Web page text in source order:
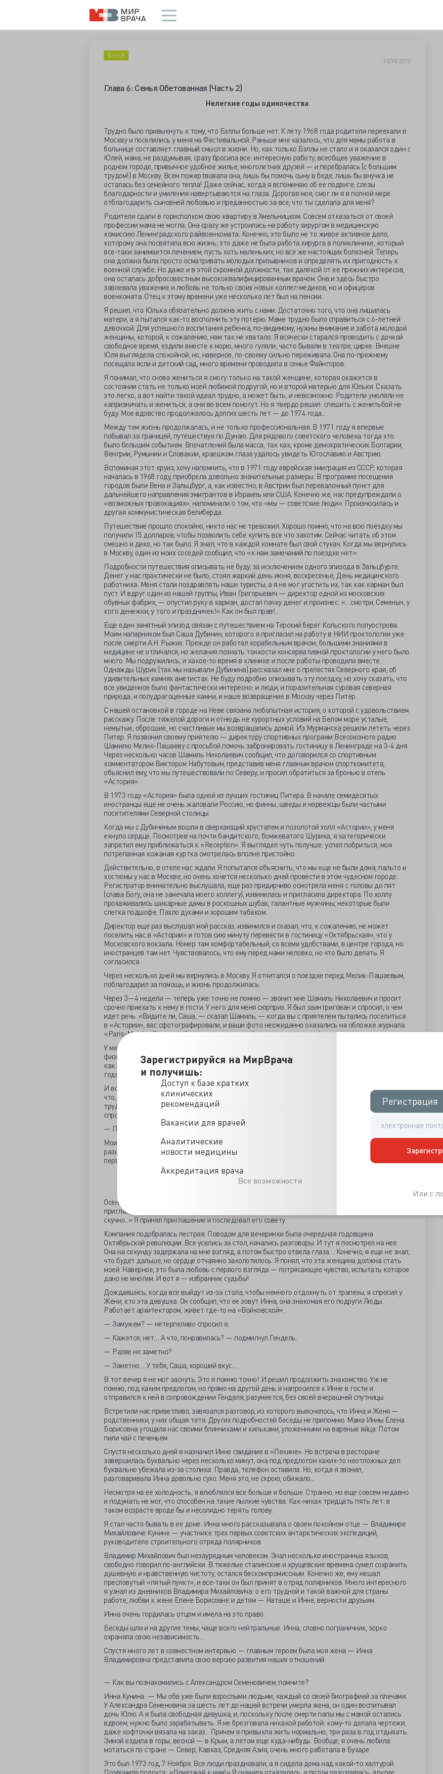
Зарегистрируйся на МирВрача
и получишь:
Доступ к базе кратких
клинических
рекомендаций
Вакансии для врачей
Аналитические
новости медицины
Аккредитация врача
Все возможности
Регистрация
Регистрация
Или с
Блоги
10/30/2013
Глава 6: Семья Обетованная (Часть 2)
Нелегкие годы одиночества
Трудно было привыкнуть к тому, что Бэллы больше нет. К лету 1968 года родители переехали в
Москву и поселились у меня на Фестивальной. Раньше мне казалось, что для мамы работа в
больнице составляет главный смысл в жизни. Но, как только Бэллы не стало и я оказался один с
Юлей, мама, не раздумывая, сразу бросила все: интересную работу, всеобщее уважение в
родном городе, привычное удобное жилье, многолетних друзей — и перебралась (с большим
трудом!) в Москву. Всем пожертвовала она, лишь бы помочь сыну в беде, лишь бы внучка не
осталась без семейного тепла! Даже сейчас, когда я вспоминаю об ее подвиге, слезы
благодарности и умиления навертываются на глаза. Дорогая моя, смог ли я в полной мере
отблагодарить сыновней любовью и преданностью за все, что ты сделала для меня?
Родители сдали в горисполком свою квартиру в Хмельницком. Совсем отказаться от своей
профессии мама не могла. Она сразу же устроилась на работу хирургом в медицинскую
комиссию Ленинградского райвоенкомата. Конечно, это было не то живое активное дело,
которому она посвятила всю жизнь; это даже не была работа хирурга в поликлинике, который
все-таки занимается лечением, пусть хоть маленьких, но все же настоящих болезней. Теперь
она должна была просто осматривать молодых призывников и определять их пригодность к
военной службе. Но даже и в этой скромной должности, так далекой от ее прежних интересов,
она осталась добросовестным высококвалифицированным врачом. Она и здесь быстро
завоевала уважение и любовь не только своих новых коллег-медиков, но и офицеров
военкомата. Отец к этому времени уже несколько лет был на пенсии.
Я решил, что Юлька обязательно должна жить с нами. Достаточно того, что она лишилась
матери, а я пытался как-то восполнить эту потерю. Маме трудно было справиться с 6-летней
девочкой. Для успешного воспитания ребенка, по-видимому, нужны внимание и забота молодой
женщины, которой, к сожалению, нам так не хватало. Я всячески старался проводить с дочкой
свободное время, ездили вместе к морю, много гуляли, часто бывали в театре, цирке. Внешне
Юля выглядела спокойной, но, наверное, по-своему сильно переживала. Она по-прежнему
посещала ясли и детский сад, много времени проводила в семье Файнгоров.
Я понимал, что снова жениться я смогу только на такой женщине, которая окажется в
состоянии стать не только моей любимой подругой, но и второй матерью для Юльки. Сказать
это легко, а вот найти такой идеал трудно, а может быть, и невозможно. Родители умоляли не
капризничать и жениться, а они во всем помогут. Но я твердо решил: спешить с женитьбой не
буду. Мое вдовство продолжалось долгих шесть лет — до 1974 года...
Между тем жизнь продолжалась, и не только профессиональная. В 1971 году я впервые
побывал за границей, путешествуя по Дунаю. Для рядового советского человека тогда это
было большим событием. Впечатлений была масса, так как, кроме демократических Болгарии,
Венгрии, Румынии и Словакии, краешком глаза удалось увидеть Югославию и Австрию.
Вспоминая этот круиз, хочу напомнить, что в 1971 году еврейская эмиграция из СССР, которая
началась в 1968 году, приобрела довольно значительные размеры. В программе посещения
городов были Вена и Зальцбург, а, как известно, в Австрии был перевалочный пункт для
дальнейшего направления эмигрантов в Израиль или США. Конечно же, нас предупреждали о
«возможных провокациях», напоминали о том, что «мы — советские люди». Произносилась и
другая коммунистическая белиберда.
Путешествие прошло спокойно, никто нас не тревожил. Хорошо помню, что на всю поездку мы
получили 15 долларов, чтобы позволить себе купить все что захотим. Сейчас читать об этом
смешно и дико, но так было. Я знал, что в каждой комнате был свой стукач. Когда мы вернулись
в Москву, один из моих соседей сообщил, что «к нам замечаний по поездке нет».
Подробности путешествия описывать не буду, за исключением одного эпизода в Зальцбурге.
Денег у нас практически не было, стоял жаркий день июня, воскресенье, День медицинского
работника. Меня стали поздравлять наши туристы, а я не мог угостить их, так как карман был
пуст. И вдруг один из нашей группы, Иван Григорьевич — директор одной из московских
обувных фабрик, — опустил руку в карман, достал пачку денег и произнес: «…смотри, Семеныч, у
кого денежки, у того и праздничек!» Как он был прав!..
Еще один занятный эпизод связан с путешествием на Терский берег Кольского полуострова.
Моим напарником был Саша Дубинин, которого я пригласил на работу в НИИ проктологии уже
после смерти А.Н. Рыжих. Прежде он работал корабельным врачом, большими знаниями в
медицине не отличался, но желания познать тонкости консервативной проктологии у него было
много. Мы подружились, и какое-то время в клинике и после работы проводили вместе.
Однажды Шурик (так мы называли Дубинина) рассказал мне о прелестях Северного края, об
удивительных камнях аметистах. Не буду подробно описывать эту поездку, но хочу сказать, что
все увиденное было фантастически интересно: и люди, и поразительная суровая северная
природа, и полудрагоценные камни, и наше возвращение в Москву через Питер.
С нашей остановкой в городе на Неве связана любопытная история, о которой с удовольствием
расскажу. После тяжелой дороги и отнюдь не курортных условий на Белом море усталые,
немытые, обросшие, но счастливые мы возвращались домой. Из Мурманска решили лететь через
Питер. Я позвонил своему приятелю — директору спортивных программ Всесоюзного радио
Шамилю Мелик-Пашаеву с просьбой помочь забронировать гостиницу в Ленинграде на 3-4 дня.
Через несколько часов Шамиль Николаевич сообщил, что договорился со спортивным
комментатором Виктором Набутовым, представив меня главным врачом спорткомитета,
объяснил ему, что мы путешествовали по Северу, и просил обратиться за бронью в отель
«Астория».
В 1973 году «Астория» была одной из лучших гостиниц Питера. В начале семидесятых
иностранцы еще не очень жаловали Россию, но финны, шведы и норвежцы были частыми
посетителями Северной столицы.
Когда мы с Дубининым вошли в сверкающий хрусталем и позолотой холл «Астории», у меня
екнуло сердце. Посмотрев на почти бандитского, бомжеватого Шурика, я категорически
запретил ему приближаться к «Reception». Я выглядел чуть получше: успел побриться, моя
потрепанная кожаная куртка смотрелась вполне пристойно.
Действительно, в отеле нас ждали. Я попытался объяснить, что мы еще не были дома, пальто и
костюмы у нас в Москве, но очень хочется несколько дней провести в этом чудесном городе.
Регистратор внимательно выслушала, еще раз придирчиво осмотрела меня с головы до пят
(слава Богу, она не замечала моего коллегу), извинилась и пригласила директора. По холлу
прохаживались шикарные дамы в роскошных шубах, галантные мужчины, некоторые были
слегка подшофе. Пахло духами и хорошим табаком.
Директор еще раз выслушал мой рассказ, извинился и сказал, что, к сожалению, не может
поселить нас в «Астории» и готов сию минуту перевести в гостиницу «Октябрьская», что у
Московского вокзала. Номер там комфортабельный, со всеми удобствами, в центре города, но
иностранцев там нет. Чувствовалось, что ему перед нами неловко, но что было делать. Я
согласился.
Через несколько дней мы вернулись в Москву. Я отчитался о поездке перед Мелик-Пашаевым,
поблагодарил за помощь, и жизнь продолжилась.
Через 3—4 недели — теперь уже точно не помню — звонит мне Шамиль Николаевич и просит
срочно приехать к нему в гости. У него для меня сюрприз. Я был заинтригован и спросил, о чем
идет речь. «Видите ли, Саша, — сказал Шамиль, — когда вы с приятелем пытались поселиться
в «Астории», вас сфотографировали, и ваши фото неожиданно оказались на обложке журнала
«Paris-Match». Вид у вас был соответствующий, так что держитесь!»
У меня похолодели руки и ноги. Я понимал, что значит, когда две немытые и небритые
физиономии попадают на цветную обложку суперизвестного издания. Что скажут на работе,
как отреагируют сослуживцы, что будет с нами? Напоминаю, это была Россия семидесятых
годов. Власть компартии и КГБ была абсолютной.
И все-таки я решил поехать к Шамилю и его жене Наташе забрать журнал. Меня успокаивало,
что, со слов моего друга, там не было наших фамилий, хотя узнать их не составило бы никакого
труда. Когда я приехал к Мелик-Пашаеву и лихорадочно стал искать журнал, Шамиль громко
спросил Наташу, где же лежит «Paris-Match».
— Посмотри на кухне, — ответила Наташа и ехидно хихикнула.
Мои мучения продолжались еще несколько минут. Вскоре выяснилось, что меня просто
разыграли, так как друзья хотели повидаться и вкусно поесть. Я пытался разозлиться, но после
первой же рюмки отошел, и мы еще долго смеялись. Вот такая была история.
Революция в календаре и …в душе
Осенью 1973-го мой приятель Женя Гендель — высокий, красивый компанейский парень —
пригласил меня в гости, добавив игриво: «Можешь захватить с собой девушку, чтобы не было
скучно...» Я принял приглашение и последовал его совету.
Компания подобралась пестрая. Поводом для вечеринки была очередная годовщина
Октябрьской революции. Все уселись за стол, начались разговоры. И тут я посмотрел на нее.
Она на секунду задержала на мне взгляд, а потом быстро отвела глаза… Конечно, я еще не знал,
что будет дальше, но сердце отчаянно заколотилось. Я понял, что эта женщина должна стать
моей. Наверное, это была любовь с первого взгляда — потрясающее чувство, испытать которое
дано не многим. И вот я — избранник судьбы!
Дождавшись, когда все выйдут из-за стола, чтобы немного отдохнуть от трапезы, я спросил у
Жени, кто эта девушка. Он сообщил, что ее зовут Инна, она знакомая его подруги Люды.
Работает архитектором, живет где-то на «Войковской».
— Замужем? — нетерпеливо спросил я.
— Кажется, нет… А что, понравилась? — подмигнул Гендель.
— Разве не заметно?
— Заметно… У тебя, Саша, хороший вкус…
В тот вечер я не мог заснуть. Это я помню точно! И решил продолжить знакомство. Уж не
помню, под каким предлогом, но прямо на другой день я напросился к Инне в гости и
отправился к ней в сопровождении Генделя, разумеется, без своей вчерашней спутницы.
Встретили нас приветливо, завязался разговор, из которого выяснилось, что Инна и Женя —
родственники, у них общая тетя. Других подробностей беседы не припомню. Мама Инны Елена
Борисовна угощала нас своими блинчиками и кильками, уложенными на вареные яйца. Потом
пили чай с печеньем.
Спустя несколько дней я назначил Инне свидание в «Пекине». Но встреча в ресторане
завершилась буквально через несколько минут, она под предлогом каких-то неотложных дел
буквально убежала из-за столика. Правда, телефон оставила. Но, когда я звонил,
разговаривала Инна довольно сухо. Меня это, не скрою, обижало...
Несмотря на ее холодность, я влюблялся все больше и больше. Странно, но еще совсем недавно
и подумать не мог, что способен на такие пылкие чувства. Как-никак тридцать пять лет: в
таком возрасте вроде бы и несолидно терять голову.
Я стал часто бывать в ее доме. Инна много рассказывала о своем покойном отце — Владимире
Михайловиче Кунине — участнике трех первых советских антарктических экспедиций,
руководителе строительного отряда полярников.
Владимир Михайлович был незаурядным человеком. Знал несколько иностранных языков,
свободно говорил по-английски. В тяжелые сталинские и хрущевские времена сумел сохранить
душевную и нравственную чистоту, остался бескомпромиссным. Конечно же, ему мешал
пресловутый «пятый пункт», и все-таки он был принят в отряд полярников. Много интересного
я узнал из дневников Владимира Михайловича: о его трудной и такой важной для страны
работе, любви к жене Елене Борисовне и детям — Наташе и Инне, верности друзьям.
Инна очень гордилась отцом и имела на это право.
Беседы шли и на другие темы, чаще всего нейтральные. Инна, словно пограничник, зорко
охраняла свою независимость…
Спустя много лет в совместном интервью — главным героем была моя жена — Инна
Владимировна представила свою версию развития наших отношений.
— Как вы познакомились с Александром Семеновичем, помните?
Инна Кунина: — Мы оба уже были взрослыми людьми, каждый со своей биографией за плечами.
У Александра Семеновича за шесть лет до нашей встречи умерла жена, он один воспитывал
дочь Юлю. А я была свободная девушка, и, поскольку после смерти папы мы с мамой остались
вдвоем, нужно было зарабатывать. Я не брезговала никакой работой: кому-то делала чертежи,
даже кофточки вязала на заказ... Причем я привыкла жить нормально, три раза в год отдыхать.
Зимой ездила в горы, весной — в Крым, а летом еще куда-нибудь. Вообще, я очень любила
мотаться по стране — Север, Кавказ, Средняя Азия, очень много работала в Бухаре.
Это был 1973 год, 7 Ноября. Все люди праздновали, а я сидела дома над какой-то халтурой.
Позвонила подруга: «Приезжай к нам!» Я сначала отказалась, а потом разозлилась: другие